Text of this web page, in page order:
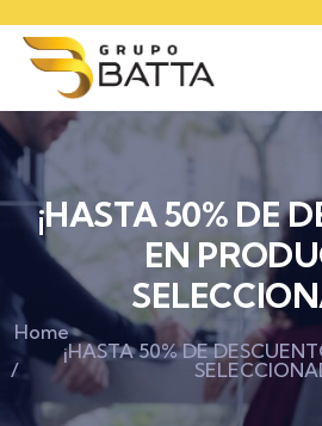
¡HASTA 50% DE
EN
Home
¡HASTA 50% DE